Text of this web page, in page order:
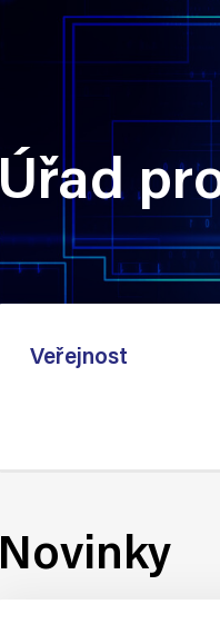
Úřad
Veřejnost
Novinky